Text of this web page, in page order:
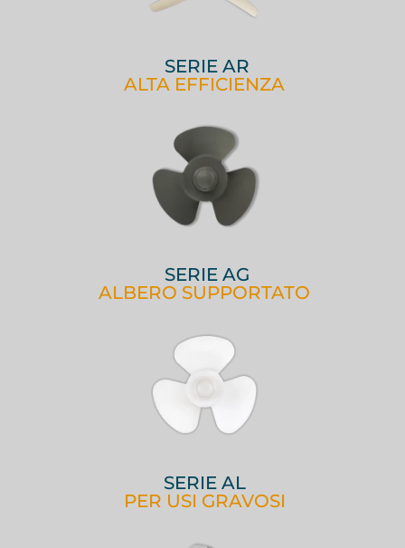
SERIE AR
ALTA EFFICIENZA
SERIE AG
ALBERO SUPPORTATO
SERIE AL
PER USI GRAVOSI